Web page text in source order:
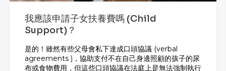
我應該申請子女扶養費嗎 (Child
Support)？
是的！雖然有些父母會私下達成口頭協議 (verbal
agreements )，協助支付不在自己身邊照顧的孩子的尿
布或食物費用，但這些口頭協議在法庭上是無法強制執行